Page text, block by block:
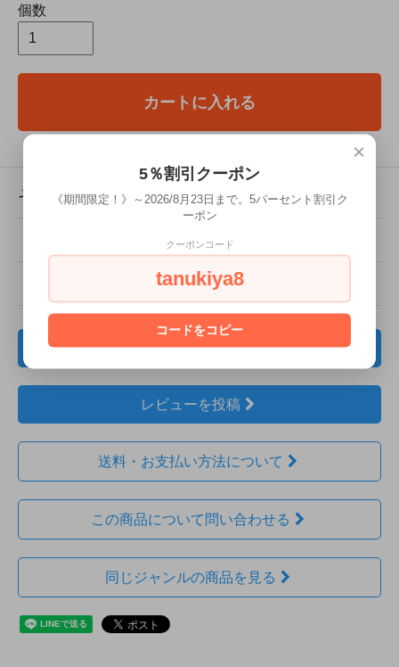
個数
カートに入れる
その他の詳細情報
レビューを見る(0件)
レビューを投稿
送料・お支払い方法について
この商品について問い合わせる
同じジャンルの商品を見る
×
5％割引クーポン
《期間限定！》～2026/8月23日まで。5パーセント割引ク
ーポン
クーポンコード
tanukiya8
コードをコピー